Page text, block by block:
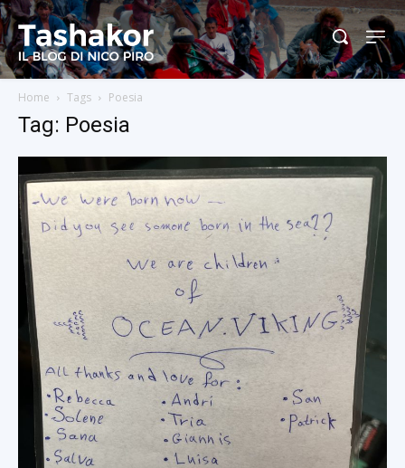
Home Tags Poesia
Tag: Poesia